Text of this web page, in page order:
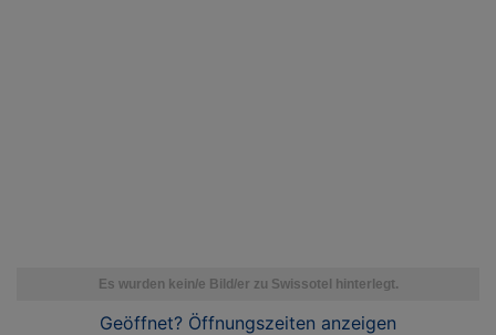
Geöffnet? Öffnungszeiten anzeigen